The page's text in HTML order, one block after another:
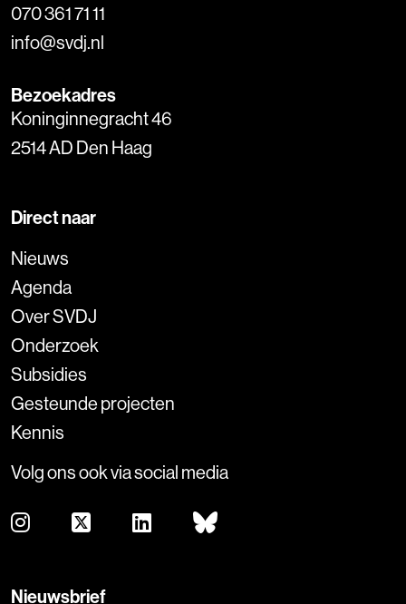
070 361 71 11
info@svdj.nl
Bezoekadres
Koninginnegracht 46
2514 AD Den Haag
Direct naar
Nieuws
Agenda
Over SVDJ
Onderzoek
Subsidies
Gesteunde projecten
Kennis
Volg ons ook via social media
Nieuwsbrief